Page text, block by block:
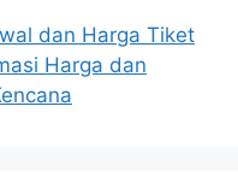
dan Harga Tiket
Harga dan